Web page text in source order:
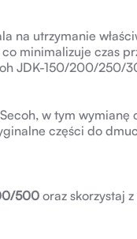
na utrzymanie
minimalizuje czas
JDK-150/200/
w tym wymianę
części do
500oraz skorzystaj